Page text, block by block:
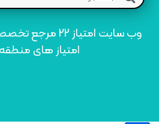
وب سایت امتیاز
امتیاز های منطقه22